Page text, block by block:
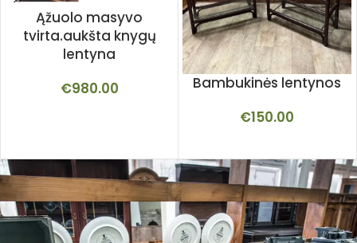
Ąžuolo masyvo
tvirta.aukšta knygų
lentyna
€980.00
Bambukinės lentynos
€150.00